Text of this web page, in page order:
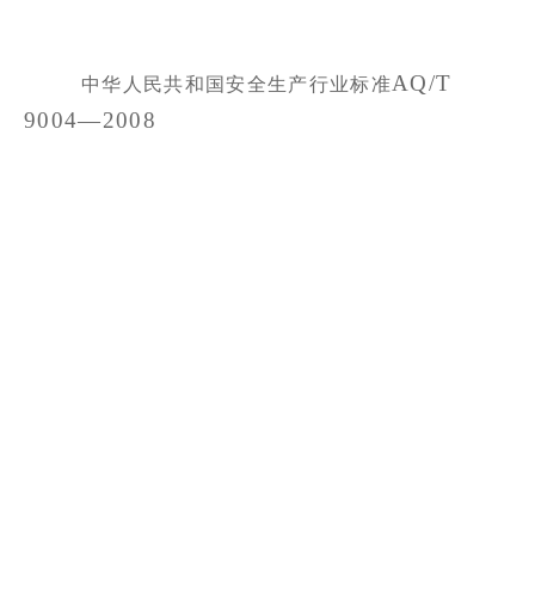
中华人民共和国安全生产行业标准AQ/T
9004—2008